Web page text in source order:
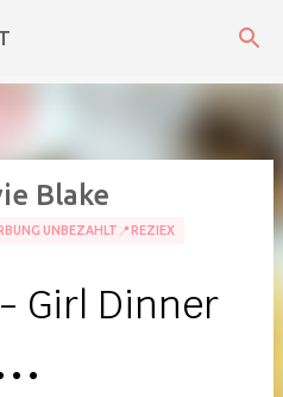
Hauptbereich
Blake
UNBEZAHLT📍REZIEX
Girl Dinner
• •